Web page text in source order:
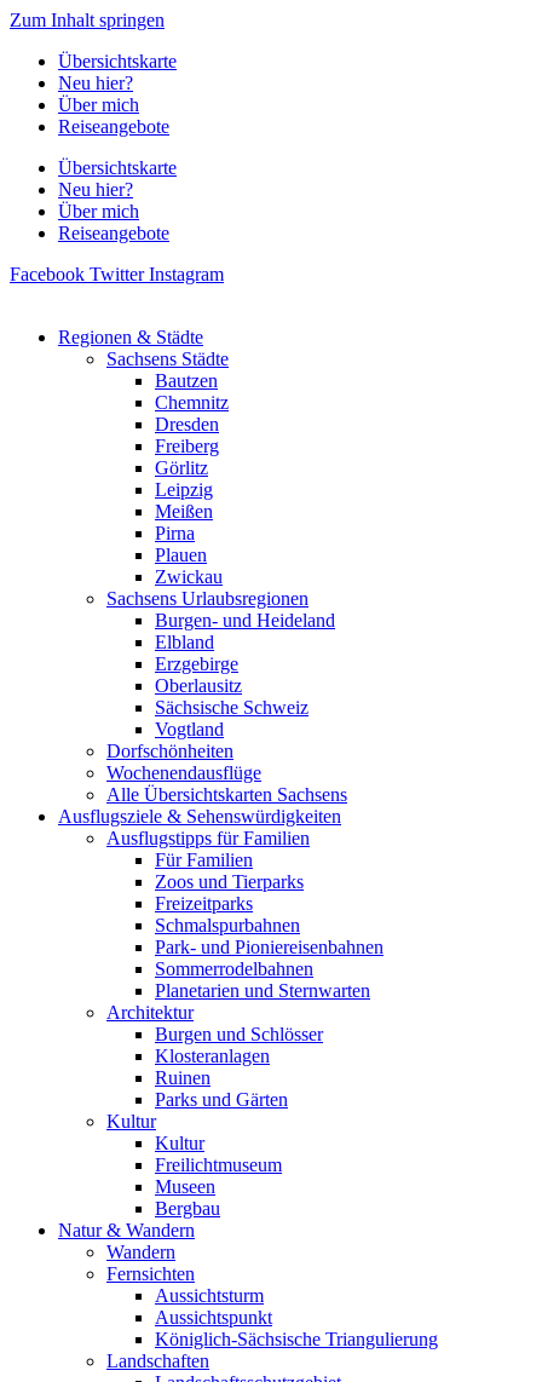
Zum Inhalt springen
Übersichtskarte
Neu hier?
Über mich
Reiseangebote
Übersichtskarte
Neu hier?
Über mich
Reiseangebote
Facebook Twitter Instagram
Regionen & Städte
Sachsens Städte
Bautzen
Chemnitz
Dresden
Freiberg
Görlitz
Leipzig
Meißen
Pirna
Plauen
Zwickau
Sachsens Urlaubsregionen
Burgen- und Heideland
Elbland
Erzgebirge
Oberlausitz
Sächsische Schweiz
Vogtland
Dorfschönheiten
Wochenendausflüge
Alle Übersichtskarten Sachsens
Ausflugsziele & Sehenswürdigkeiten
Ausflugstipps für Familien
Für Familien
Zoos und Tierparks
Freizeitparks
Schmalspurbahnen
Park- und Pioniereisenbahnen
Sommerrodelbahnen
Planetarien und Sternwarten
Architektur
Burgen und Schlösser
Klosteranlagen
Ruinen
Parks und Gärten
Kultur
Kultur
Freilichtmuseum
Museen
Bergbau
Natur & Wandern
Wandern
Fernsichten
Aussichtsturm
Aussichtspunkt
Königlich-Sächsische Triangulierung
Landschaften